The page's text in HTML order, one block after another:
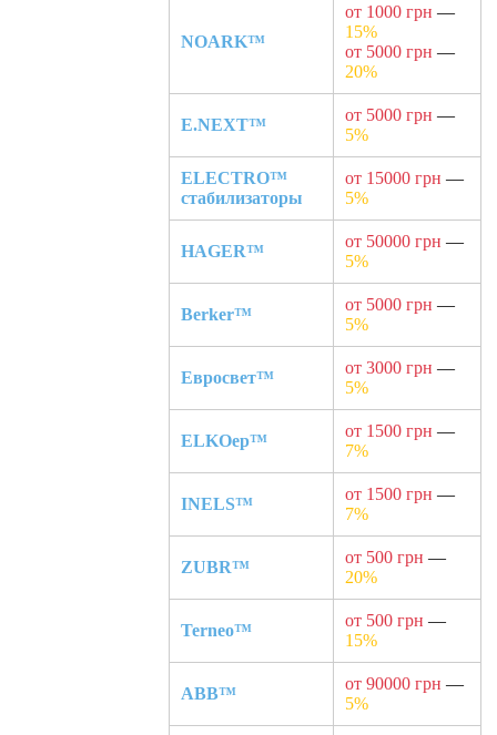
NOARK™
от 1000 грн —
15%
от 5000 грн —
20%
E.NEXT™
от 5000 грн —
5%
ELECTRO™
стабилизаторы
от 15000 грн —
5%
HAGER™
от 50000 грн —
5%
Berker™
от 5000 грн —
5%
Евросвет™
от 3000 грн —
5%
ELKOep™
от 1500 грн —
7%
INELS™
от 1500 грн —
7%
ZUBR™
от 500 грн —
20%
Terneo™
от 500 грн —
15%
ABB™
от 90000 грн —
5%